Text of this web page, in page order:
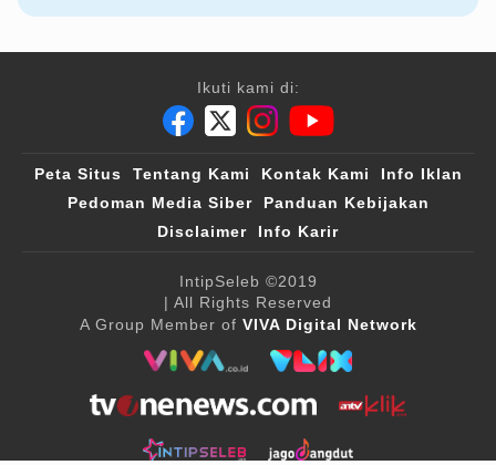
Ikuti kami di:
Peta Situs Tentang Kami Kontak Kami
Info Iklan
Pedoman Media Siber
Panduan Kebijakan
Disclaimer
Info Karir
IntipSeleb ©2019
| All Rights Reserved
A Group Member of VIVA Digital Network